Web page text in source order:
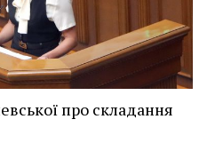
про складання